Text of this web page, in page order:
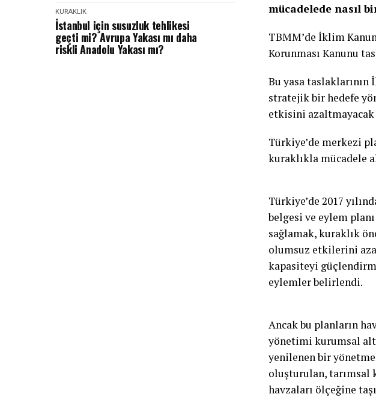
KURAKLIK
İstanbul için susuzluk tehlikesi
geçti mi? Avrupa Yakası mı daha
riskli Anadolu Yakası mı?
mücadelede nasıl
TBMM’de İklim
Korunması Kanunu
Bu yasa
stratejik bir hedefe
etkisini
Türkiye’de merkezi
kuraklıkla mücadele
Türkiye’de 2017
belgesi ve eylem
sağlamak, kuraklık
olumsuz etkilerini
kapasiteyi
eylemler belirlendi.
Ancak bu planların
yönetimi kurumsal
yenilenen bir
oluşturulan, tarımsal
havzaları ölçeğine